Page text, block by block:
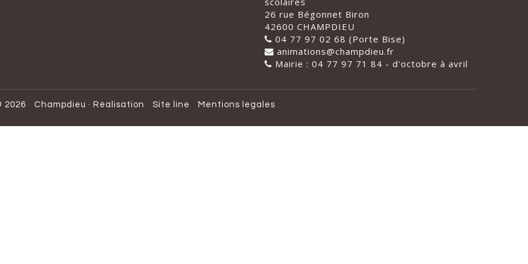
26 rue Bégonnet Biron
42600 CHAMPDIEU
04 77 97 02 68 (Porte Bise)
animations@champdieu.fr
Mairie : 04 77 97 71 84 - d'octobre à avril
2026 Champdieu · Réalisation Site line Mentions legales